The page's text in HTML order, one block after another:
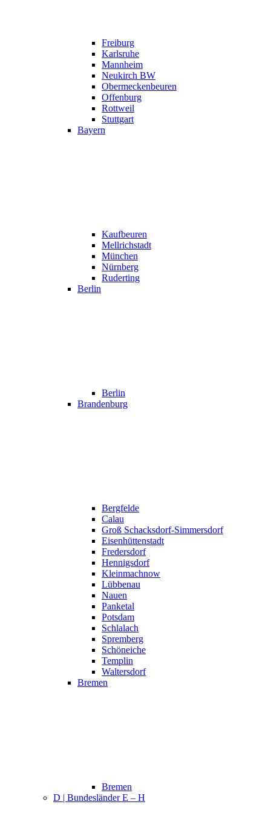
Freiburg
Karlsruhe
Mannheim
Neukirch BW
Obermeckenbeuren
Offenburg
Rottweil
Stuttgart
Bayern
Kaufbeuren
Mellrichstadt
München
Nürnberg
Ruderting
Berlin
Berlin
Brandenburg
Bergfelde
Calau
Groß Schacksdorf-Simmersdorf
Eisenhüttenstadt
Fredersdorf
Hennigsdorf
Kleinmachnow
Lübbenau
Nauen
Panketal
Potsdam
Schlalach
Spremberg
Schöneiche
Templin
Waltersdorf
Bremen
Bremen
D | Bundesländer E – H